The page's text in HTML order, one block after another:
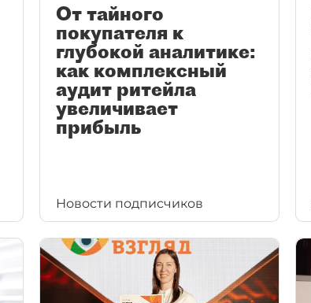
От тайного
покупателя к
глубокой аналитике:
как комплексный
аудит ритейла
увеличивает
прибыль
Новости подписчиков